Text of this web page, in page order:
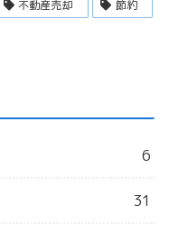
不動産売却 節約
6
31